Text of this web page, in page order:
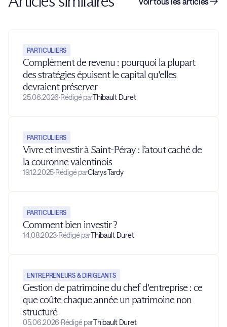
PARTICULIERS
Complément de revenu : pourquoi la plupart
des stratégies épuisent le capital qu'elles
devraient préserver
25.06.2026·Rédigé parThibault Duret
PARTICULIERS
Vivre et investir à Saint-Péray : l’atout caché de
la couronne valentinois
19.12.2025·Rédigé parClarys Tardy
PARTICULIERS
Comment bien investir ?
14.08.2023·Rédigé parThibault Duret
ENTREPRENEURS & DIRIGEANTS
Gestion de patrimoine du chef d'entreprise : ce
que coûte chaque année un patrimoine non
structuré
05.06.2026·Rédigé parThibault Duret